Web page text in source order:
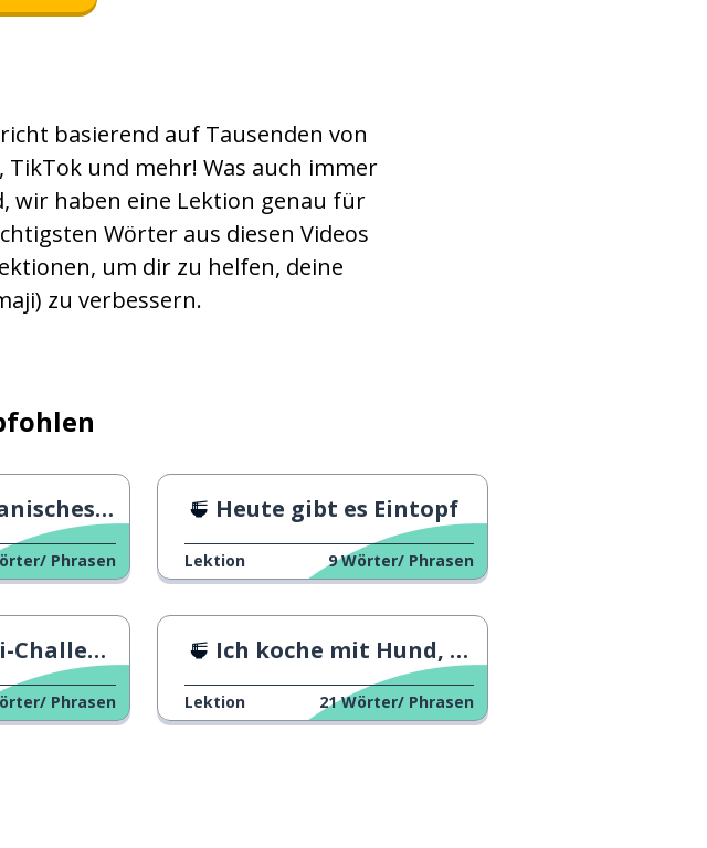
basierend auf Tausenden von
und mehr! Was auch immer
wir haben eine Lektion genau für
Wörter aus diesen Videos
um dir zu helfen, deine
zu verbessern.
Essen!
Phrasen
Heute gibt es Eintopf
Lektion 9 Wörter/ Phrasen
Phrasen
Ich koche mit Hund, aber...
Lektion 21 Wörter/ Phrasen